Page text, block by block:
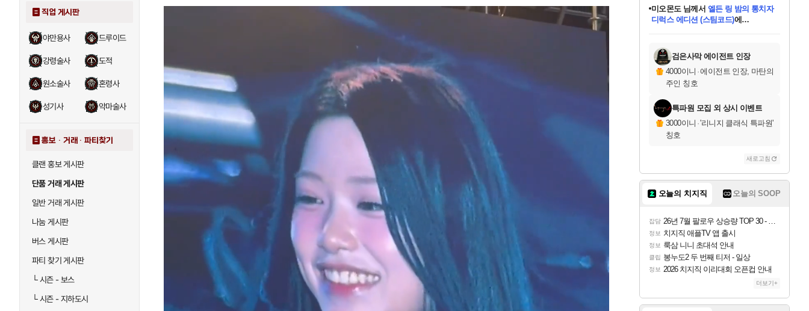
직업 게시판
야만용사 드루이드
강령술사 도적
원소술사 혼령사
성기사 악마술사
홍보 · 거래 · 파티찾기
클랜 홍보 게시판
단품 거래 게시판
일반 거래 게시판
나눔 게시판
버스 게시판
파티 찾기 게시판
└시즌 - 보스
└시즌 - 지하도시
교환.
당첨되셨습니다.
당첨되셨습니다.
당첨되셨습니다.
당첨되셨습니다.
아기쿠키님께서 (본편포함) 데이브 더
다이버 인 더 정글 번들 (스팀코드)
당첨되셨습니다.
당첨되셨습니다.
에디션 (스팀코드)를 교환.
당첨되셨습니다.
검은사막 에이전트 인장
4000이니 ·에이전트 인장, 마탄의
주인 칭호
특파원 모집 외 상시 이벤트
3000이니 ·'리니지 클래식 특파원'
칭호
새로고침
오늘의 치지직 오늘의 SOOP
잡담 26년 7월 팔로우 상승량 TOP 30 - 월간 치지직
정보 치지직 애플TV 앱 출시
정보 룩삼 니니 초대석 안내
클립 봉누도2 두 번째 티저 - 일상
정보 2026 치지직 이리대회 오픈컵 안내
더보기+